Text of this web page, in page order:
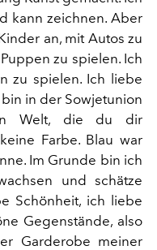
kann zeichnen. Aber
an, mit Autos zu
zu spielen. Ich
zu spielen. Ich liebe
in der Sowjetunion
Welt, die du dir
Farbe. Blau war
Im Grunde bin ich
und schätze
Schönheit, ich liebe
Gegenstände, also
Garderobe meiner